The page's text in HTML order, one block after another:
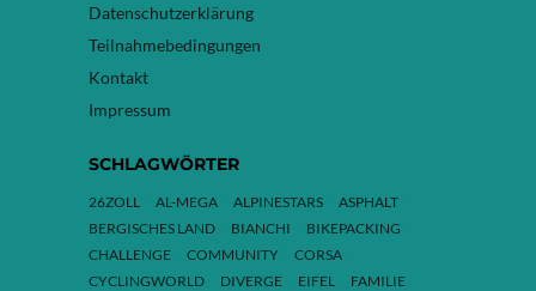
Datenschutzerklärung
Teilnahmebedingungen
Kontakt
Impressum
SCHLAGWÖRTER
26ZOLL AL-MEGA ALPINESTARS
ASPHALT
BERGISCHES LAND
BIANCHI
BIKEPACKING
CHALLENGE
COMMUNITY
CORSA
CYCLINGWORLD
DIVERGE EIFEL
FAMILIE